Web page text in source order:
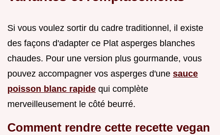
Si vous voulez sortir du cadre traditionnel, il existe
des façons d'adapter ce Plat asperges blanches
chaudes. Pour une version plus gourmande, vous
pouvez accompagner vos asperges d'une sauce
poisson blanc rapide qui complète
merveilleusement le côté beurré.
Comment rendre cette recette vegan